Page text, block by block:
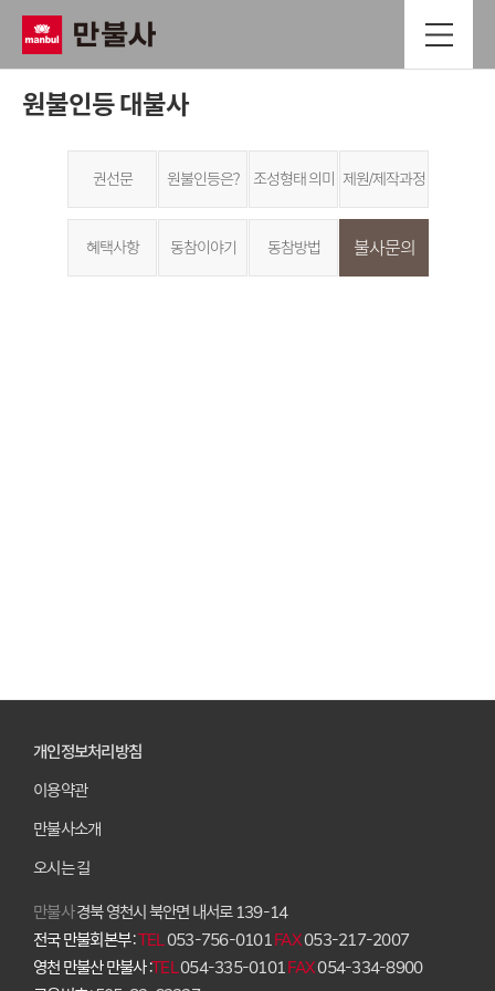
원불인등 대불사
권선문 원불인등은? 조성형태 의미 제원/제작과정
혜택사항 동참이야기 동참방법 불사문의
개인정보처리방침
이용약관
만불사소개
오시는 길
만불사경북 영천시 북안면 내서로 139-14
전국 만불회본부 :TEL053-756-0101FAX053-217-2007
영천 만불산 만불사 :TEL054-335-0101FAX054-334-8900